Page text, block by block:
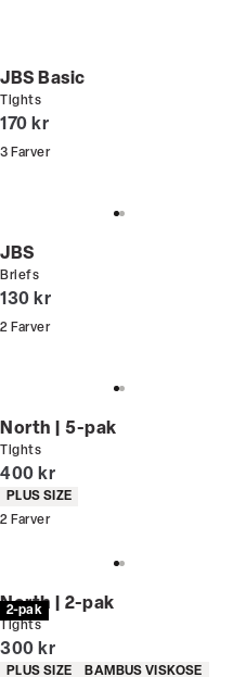
JBS Basic
Tights
I alt (inkl. rabat)
170 kr
3 Farver
JBS
Briefs
I alt (inkl. rabat)
130 kr
2 Farver
North | 5-pak
Tights
I alt (inkl. rabat)
400 kr
Produkt egenskaber
PLUS SIZE
2 Farver
2-pak
North | 2-pak
Tights
I alt (inkl. rabat)
300 kr
Produkt egenskaber
PLUS SIZE BAMBUS VISKOSE